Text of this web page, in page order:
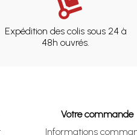
Expédition des colis sous 24 à
48h ouvrés.
Votre commande
Informations